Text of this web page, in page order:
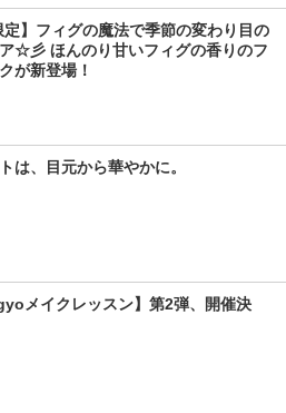
定】フィグの魔法で季節の変わり目の
☆彡 ほんのり甘いフィグの香りのフ
が新登場！
は、目元から華やかに。
メイクレッスン】第2弾、開催決